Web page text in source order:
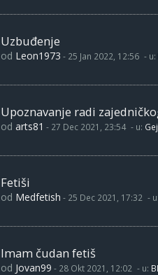
Uzbuđenje
od Leon1973 - 25 Jan 2022, 12:56 - u:
Upoznavanje radi
od arts81 - 27 Dec 2021, 23:54 - u:
Fetiši
od Medfetish - 25 Dec 2021, 17:32 - u:
Imam čudan fetiš
od Jovan99 - 28 Okt 2021, 12:02 - u: